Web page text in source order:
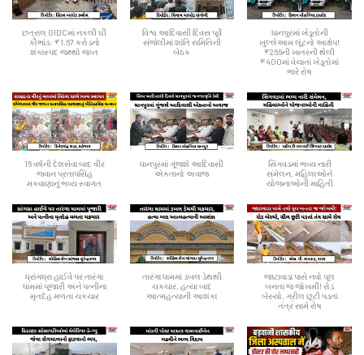
છત્રાલ GIDCમાં નકલી ઘી
કૌભાંડ: ₹1.67 કરોડનો
શંકાસ્પદ જથ્થો જપ્ત
વિશ્વ આદિવાસી દિવસ પૂર્વે
સંજેલીમાં શાંતિ સમિતિની
બેઠક
ધાનપુરમાં ખેડૂતોની
ખુલ્લેઆમ લૂંટનો આક્ષેપ!
₹266ની ખાતરની થેલી
₹400માં વેચાતાં ખેડૂતોમાં
ભારે રોષ
16 વર્ષની દેશસેવા બાદ વીર
જવાન પ્રતાપસિંહ
મકવાણાનું ભવ્ય સ્વાગત
ધાનપુરમાં ગૂંજશે આદિવાસી
એકતાનો અવાજ
સિંગવડમાં ભવ્ય નારી
સંમેલન, મહિલાઓને
યોજનાઓની માહિતી
ધ્રાંગધ્રા હાઈવે પર તારંગા
ધામમાં પૂજારી અને પત્નીના
મૃતદેહ મળતા ચકચાર
તારંગા ધામમાં ડબલ ડેથથી
ચકચાર, હત્યા બાદ
આત્મહત્યાની આશંકા
જાટાવાડા પાસે નવો પૂલ
બનતા જ જોખમી! રોડ
બેસ્યો, ગ્રીલ છૂટી પડતાં
તંત્ર સામે રોષ